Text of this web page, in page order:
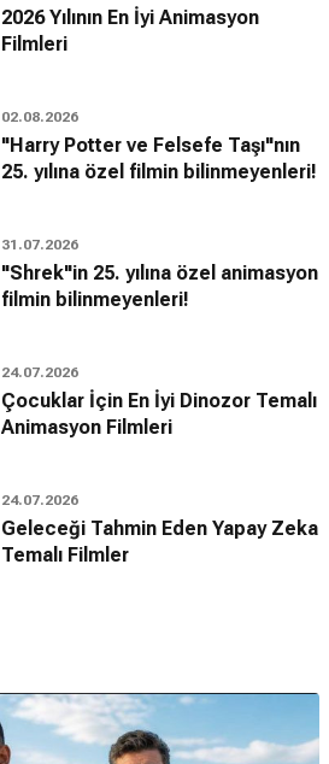
2026 Yılının En İyi Animasyon
Filmleri
02.08.2026
"Harry Potter ve Felsefe Taşı"nın
25. yılına özel filmin bilinmeyenleri!
31.07.2026
"Shrek"in 25. yılına özel animasyon
filmin bilinmeyenleri!
24.07.2026
Çocuklar İçin En İyi Dinozor Temalı
Animasyon Filmleri
24.07.2026
Geleceği Tahmin Eden Yapay Zeka
Temalı Filmler